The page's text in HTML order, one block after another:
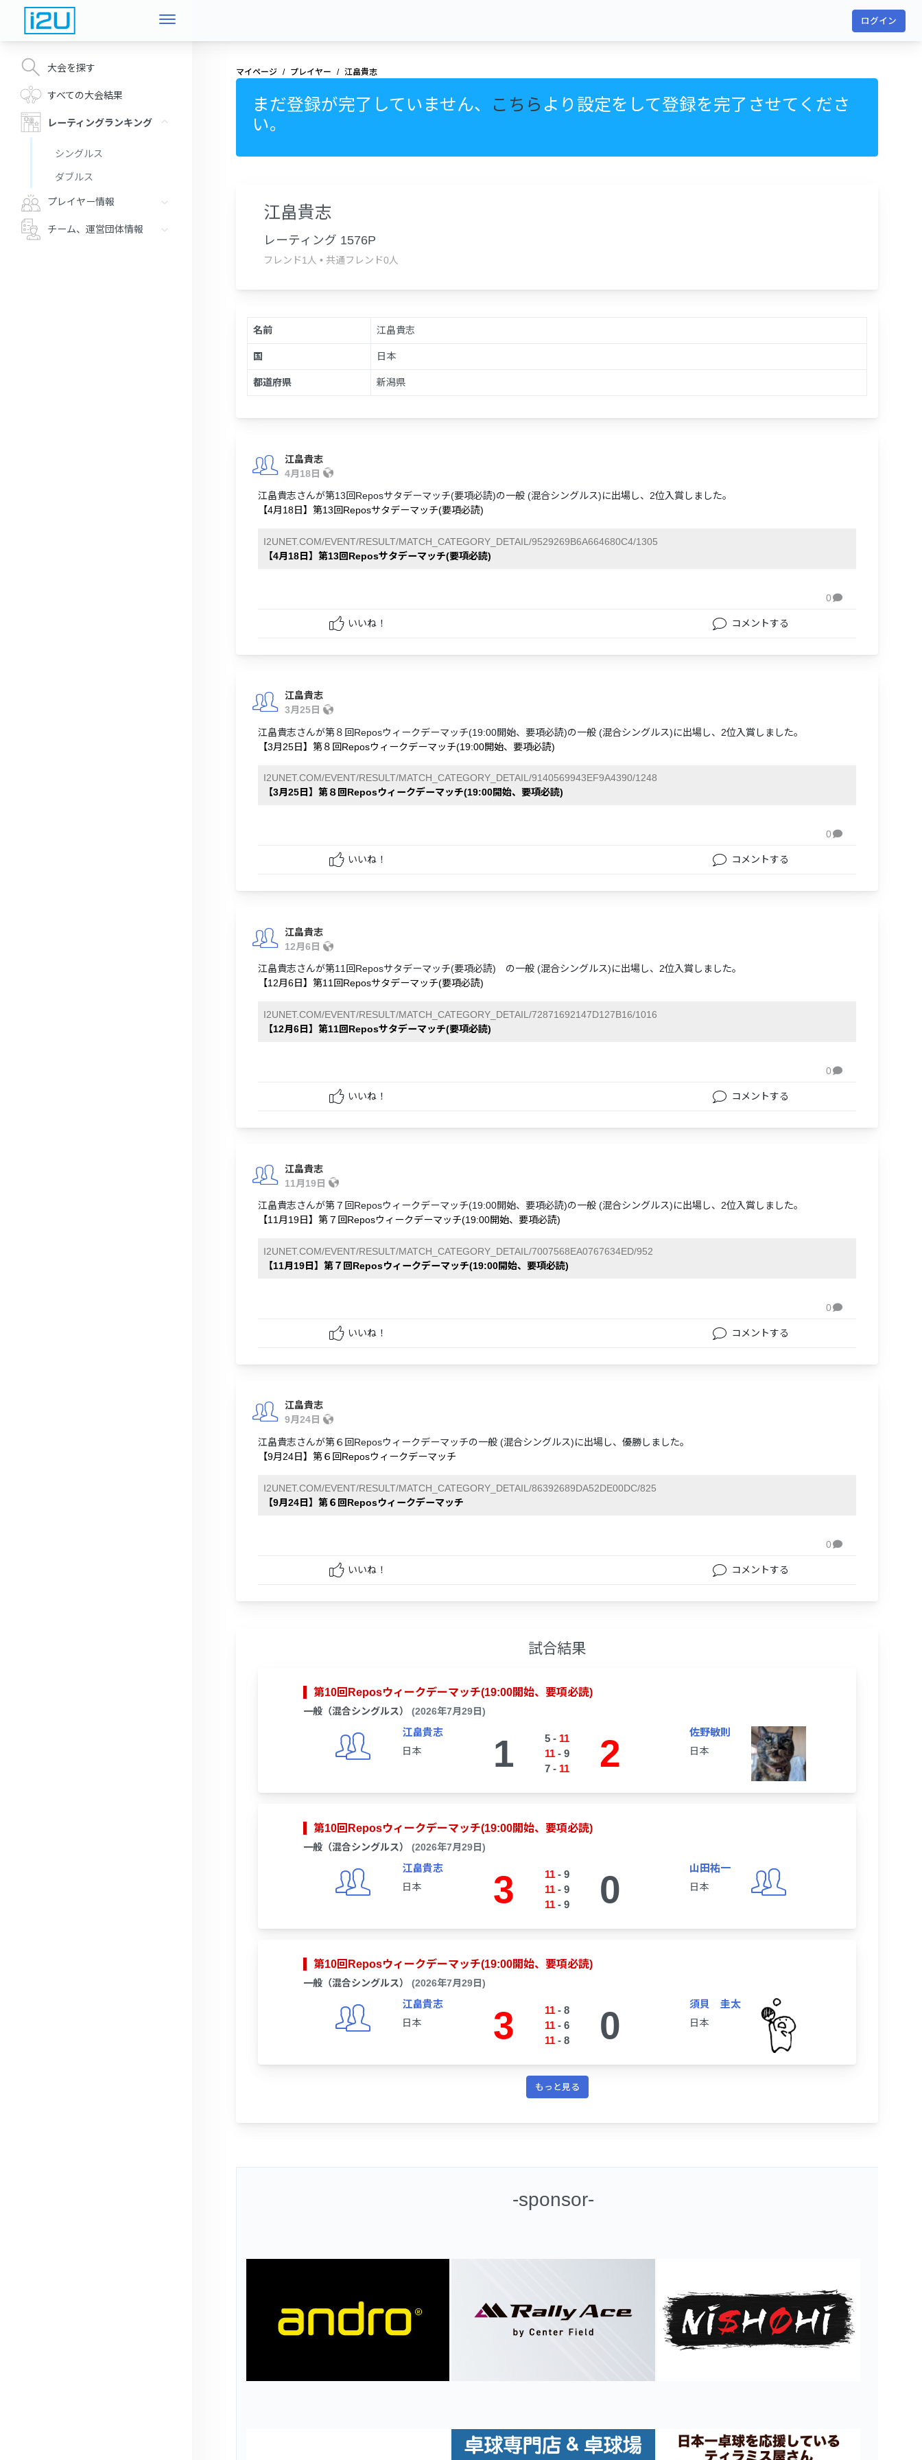
ログイン
大会を探す
すべての大会結果
レーティングランキング
シングルス
ダブルス
プレイヤー情報
チーム、運営団体情報
マイページ プレイヤー 江畠貴志
まだ登録が完了していません、 こちら より設定をして登録を完了させてくださ
い。
江畠貴志
レーティング 1576P
フレンド1人 • 共通フレンド0人
名前 江畠貴志
国 日本
都道府県 新潟県
江畠貴志
4月18日
江畠貴志さんが第13回Reposサタデーマッチ(要項必読)の一般 (混合シングルス)に出場し、2位入賞しました。
【4月18日】第13回Reposサタデーマッチ(要項必読)
I2UNET.COM/EVENT/RESULT/MATCH_CATEGORY_DETAIL/9529269B6A664680C4/1305
【4月18日】第13回Reposサタデーマッチ(要項必読)
0
いいね！ コメントする
江畠貴志
3月25日
江畠貴志さんが第８回Reposウィークデーマッチ(19:00開始、要項必読)の一般 (混合シングルス)に出場し、2位入賞しました。
【3月25日】第８回Reposウィークデーマッチ(19:00開始、要項必読)
I2UNET.COM/EVENT/RESULT/MATCH_CATEGORY_DETAIL/9140569943EF9A4390/1248
【3月25日】第８回Reposウィークデーマッチ(19:00開始、要項必読)
0
いいね！ コメントする
江畠貴志
12月6日
江畠貴志さんが第11回Reposサタデーマッチ(要項必読) の一般 (混合シングルス)に出場し、2位入賞しました。
【12月6日】第11回Reposサタデーマッチ(要項必読)
I2UNET.COM/EVENT/RESULT/MATCH_CATEGORY_DETAIL/72871692147D127B16/1016
【12月6日】第11回Reposサタデーマッチ(要項必読)
0
いいね！ コメントする
江畠貴志
11月19日
江畠貴志さんが第７回Reposウィークデーマッチ(19:00開始、要項必読)の一般 (混合シングルス)に出場し、2位入賞しました。
【11月19日】第７回Reposウィークデーマッチ(19:00開始、要項必読)
I2UNET.COM/EVENT/RESULT/MATCH_CATEGORY_DETAIL/7007568EA0767634ED/952
【11月19日】第７回Reposウィークデーマッチ(19:00開始、要項必読)
0
いいね！ コメントする
江畠貴志
9月24日
江畠貴志さんが第６回Reposウィークデーマッチの一般 (混合シングルス)に出場し、優勝しました。
【9月24日】第６回Reposウィークデーマッチ
I2UNET.COM/EVENT/RESULT/MATCH_CATEGORY_DETAIL/86392689DA52DE00DC/825
【9月24日】第６回Reposウィークデーマッチ
0
いいね！ コメントする
試合結果
第10回Reposウィークデーマッチ(19:00開始、要項必読)
一般（混合シングルス） (2026年7月29日)
江畠貴志
日本 1 5- 11
11- 9
7- 11 2
佐野敏則
日本
第10回Reposウィークデーマッチ(19:00開始、要項必読)
一般（混合シングルス） (2026年7月29日)
江畠貴志
日本 3 11- 9
11- 9
11- 9 0
山田祐一
日本
第10回Reposウィークデーマッチ(19:00開始、要項必読)
一般（混合シングルス） (2026年7月29日)
江畠貴志
日本 3 11- 8
11- 6
11- 8 0
須貝 圭太
日本
もっと見る
-sponsor-